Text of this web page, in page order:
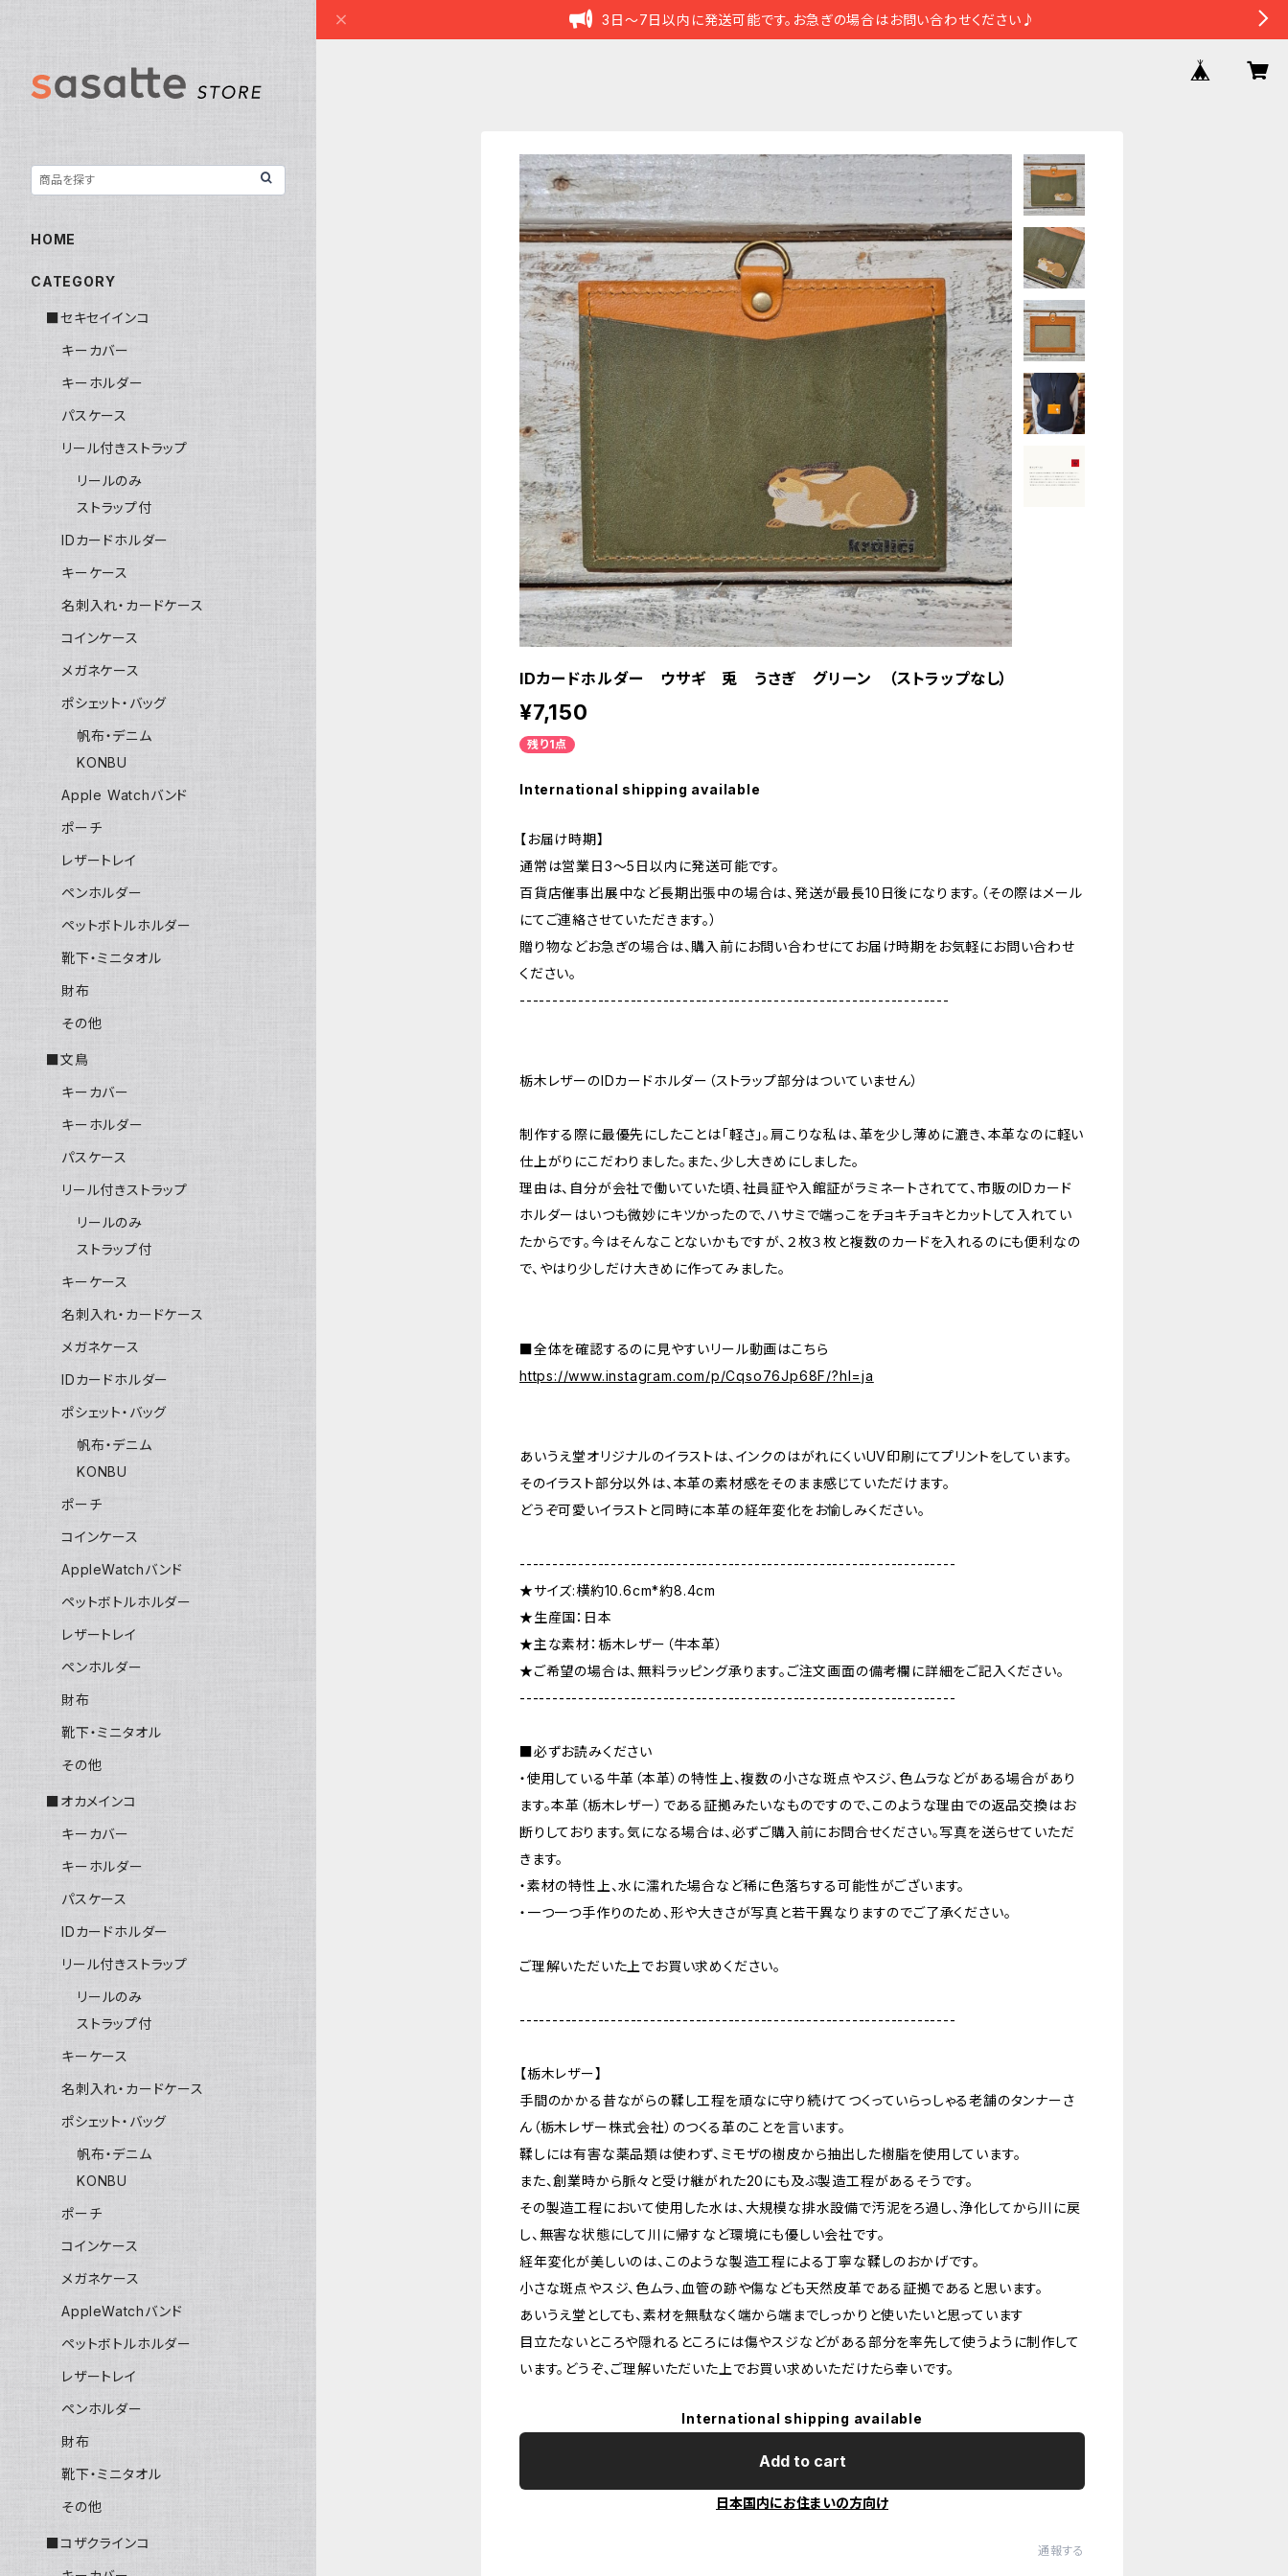
3日～7日以内に発送可能です。お急ぎの場合はお問い合わせください♪
IDカードホルダー ウサギ 兎 うさぎ グリーン （ストラップなし）
¥7,150
残り1点
International shipping available
【お届け時期】
通常は営業日3〜5日以内に発送可能です。
百貨店催事出展中など長期出張中の場合は、発送が最長10日後になります。（その際はメール
にてご連絡させていただきます。）
贈り物などお急ぎの場合は、購入前にお問い合わせにてお届け時期をお気軽にお問い合わせ
ください。
------------------------------------------------------------------
栃木レザーのIDカードホルダー（ストラップ部分はついていません）
制作する際に最優先にしたことは「軽さ」。肩こりな私は、革を少し薄めに漉き、本革なのに軽い
仕上がりにこだわりました。また、少し大きめにしました。
理由は、自分が会社で働いていた頃、社員証や入館証がラミネートされてて、市販のIDカード
ホルダーはいつも微妙にキツかったので、ハサミで端っこをチョキチョキとカットして入れてい
たからです。今はそんなことないかもですが、２枚３枚と複数のカードを入れるのにも便利なの
で、やはり少しだけ大きめに作ってみました。
■全体を確認するのに見やすいリール動画はこちら
https://www.instagram.com/p/Cqso76Jp68F/?hl=ja
あいうえ堂オリジナルのイラストは、インクのはがれにくいUV印刷にてプリントをしています。
そのイラスト部分以外は、本革の素材感をそのまま感じていただけます。
どうぞ可愛いイラストと同時に本革の経年変化をお愉しみください。
-------------------------------------------------------------------
★サイズ:横約10.6cm*約8.4cm
★生産国：日本
★主な素材：栃木レザー（牛本革）
★ご希望の場合は、無料ラッピング承ります。ご注文画面の備考欄に詳細をご記入ください。
-------------------------------------------------------------------
■必ずお読みください
・使用している牛革（本革）の特性上、複数の小さな斑点やスジ、色ムラなどがある場合があり
ます。本革（栃木レザー）である証拠みたいなものですので、このような理由での返品交換はお
断りしております。気になる場合は、必ずご購入前にお問合せください。写真を送らせていただ
きます。
・素材の特性上、水に濡れた場合など稀に色落ちする可能性がございます。
・一つ一つ手作りのため、形や大きさが写真と若干異なりますのでご了承ください。
ご理解いただいた上でお買い求めください。
-------------------------------------------------------------------
【栃木レザー】
手間のかかる昔ながらの鞣し工程を頑なに守り続けてつくっていらっしゃる老舗のタンナーさ
ん（栃木レザー株式会社）のつくる革のことを言います。
鞣しには有害な薬品類は使わず、ミモザの樹皮から抽出した樹脂を使用しています。
また、創業時から脈々と受け継がれた20にも及ぶ製造工程があるそうです。
その製造工程において使用した水は、大規模な排水設備で汚泥をろ過し、浄化してから川に戻
し、無害な状態にして川に帰すなど環境にも優しい会社です。
経年変化が美しいのは、このような製造工程による丁寧な鞣しのおかげです。
小さな斑点やスジ、色ムラ、血管の跡や傷なども天然皮革である証拠であると思います。
あいうえ堂としても、素材を無駄なく端から端までしっかりと使いたいと思っています
目立たないところや隠れるところには傷やスジなどがある部分を率先して使うように制作して
います。どうぞ、ご理解いただいた上でお買い求めいただけたら幸いです。
International shipping available
Add to cart
日本国内にお住まいの方向け
通報する
HOME
CATEGORY
■セキセイインコ
キーカバー
キーホルダー
パスケース
リール付きストラップ
リールのみ
ストラップ付
IDカードホルダー
キーケース
名刺入れ・カードケース
コインケース
メガネケース
ポシェット・バッグ
帆布・デニム
KONBU
Apple Watchバンド
ポーチ
レザートレイ
ペンホルダー
ペットボトルホルダー
靴下・ミニタオル
財布
その他
■文鳥
キーカバー
キーホルダー
パスケース
リール付きストラップ
リールのみ
ストラップ付
キーケース
名刺入れ・カードケース
メガネケース
IDカードホルダー
ポシェット・バッグ
帆布・デニム
KONBU
ポーチ
コインケース
AppleWatchバンド
ペットボトルホルダー
レザートレイ
ペンホルダー
財布
靴下・ミニタオル
その他
■オカメインコ
キーカバー
キーホルダー
パスケース
IDカードホルダー
リール付きストラップ
リールのみ
ストラップ付
キーケース
名刺入れ・カードケース
ポシェット・バッグ
帆布・デニム
KONBU
ポーチ
コインケース
メガネケース
AppleWatchバンド
ペットボトルホルダー
レザートレイ
ペンホルダー
財布
靴下・ミニタオル
その他
■コザクラインコ